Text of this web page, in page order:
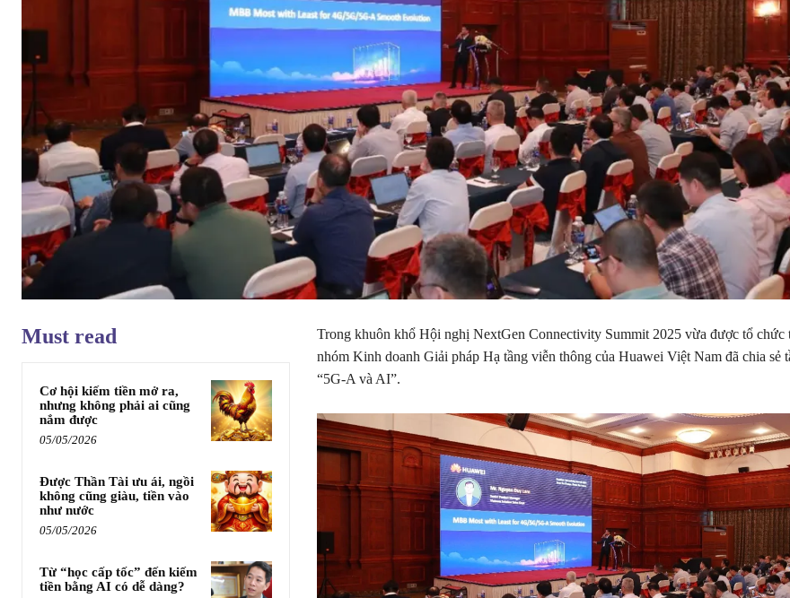
Must read
Cơ hội kiếm tiền mở ra,
nhưng không phải ai cũng
nắm được
05/05/2026
Được Thần Tài ưu ái, ngồi
không cũng giàu, tiền vào
như nước
05/05/2026
Từ “học cấp tốc” đến kiếm
tiền bằng AI có dễ dàng?
Trong khuôn khổ Hội nghị NextGen Connectivity Summit 2025 vừa được tổ chức
nhóm Kinh doanh Giải pháp Hạ tầng viễn thông của Huawei Việt Nam đã chia sẻ
“5G-A và AI”.